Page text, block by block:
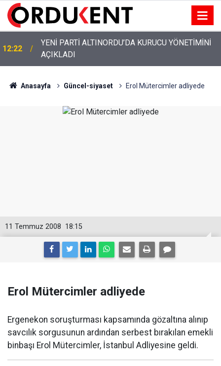
12:22
YENİ PARTİ ALTINORDU’DA KURUCU YÖNETİMİNİ
AÇIKLADI
Anasayfa Güncel-siyaset Erol Mütercimler adliyede
18:15
11 Temmuz 2008
Erol Mütercimler adliyede
Ergenekon soruşturması kapsamında gözaltına alınıp
savcılık sorgusunun ardından serbest bırakılan emekli
binbaşı Erol Mütercimler, İstanbul Adliyesine geldi.